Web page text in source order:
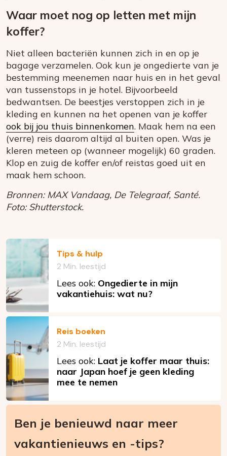
Waar moet nog op letten met mijn
koffer?
Niet alleen bacteriën kunnen zich in en op je
bagage verzamelen. Ook kun je ongedierte van je
bestemming meenemen naar huis en in het geval
van tussenstops in je hotel. Bijvoorbeeld
bedwantsen. De beestjes verstoppen zich in je
kleding en kunnen na het openen van je koffer
ook bij jou thuis binnenkomen. Maak hem na een
(verre) reis daarom altijd al buiten open. Was je
kleren meteen op (wanneer mogelijk) 60 graden.
Klop en zuig de koffer en/of reistas goed uit en
maak hem schoon.
Bronnen: MAX Vandaag, De Telegraaf, Santé.
Foto: Shutterstock.
Tips & hulp
2 Min. leestijd
Lees ook: Ongedierte in mijn
vakantiehuis: wat nu?
Reis boeken
2 Min. leestijd
Lees ook: Laat je koffer maar thuis:
naar Japan hoef je geen kleding
mee te nemen
Ben je benieuwd naar meer
vakantienieuws en -tips?